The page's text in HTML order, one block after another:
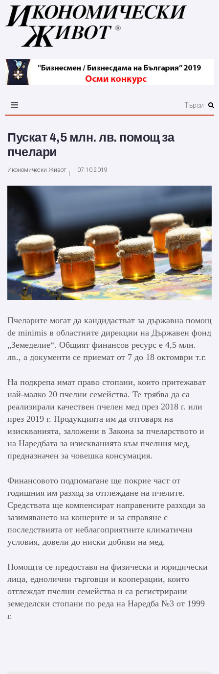
Пускат 4,5 млн. лв. помощ за
пчелари
Икономически Живот 07.10.2019
Пчеларите могат да кандидастват за държавна помощ
de minimis в областните дирекции на Държавен фонд
„Земеделие“. Общият финансов ресурс е 4,5 млн.
лв., а документи се приемат от 7 до 18 октомври т.г.
На подкрепа имат право стопани, които притежават
най-малко 20 пчелни семейства. Те трябва да са
реализирали качествен пчелен мед през 2018 г. или
през 2019 г. Продукцията им да отговаря на
изискванията, заложени в Закона за пчеларството и
на Наредбата за изискванията към пчелния мед,
предназначен за човешка консумация.
Финансовото подпомагане ще покрие част от
годишния им разход за отглеждане на пчелите.
Средствата ще компенсират направените разходи за
зазимяването на кошерите и за справяне с
последствията от неблагоприятните климатични
условия, довели до ниски добиви на мед.
Помощта се предоставя на физически и юридически
лица, еднолични търговци и кооперации, които
отглеждат пчелни семейства и са регистрирани
земеделски стопани по реда на Наредба №3 от 1999
г.